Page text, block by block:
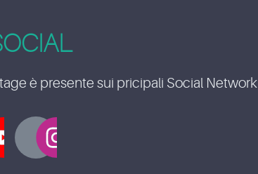
è presente sui pricipali Social Network